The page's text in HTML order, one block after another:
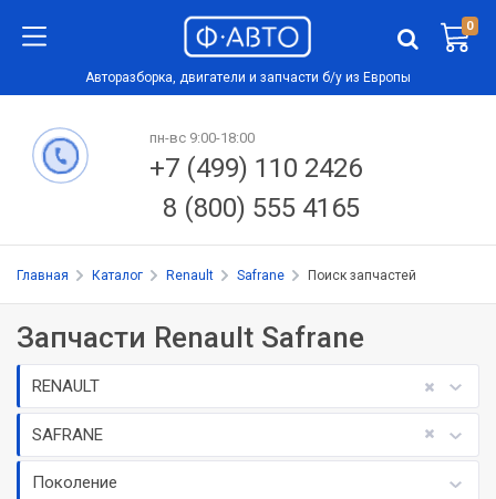
0
Авторазборка, двигатели и запчасти б/у из Европы
пн-вс 9:00-18:00
+7 (499) 110 2426
8 (800) 555 4165
Главная Каталог Renault Safrane Поиск запчастей
Запчасти Renault Safrane
RENAULT
SAFRANE
Поколение